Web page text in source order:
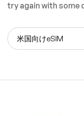
try again with